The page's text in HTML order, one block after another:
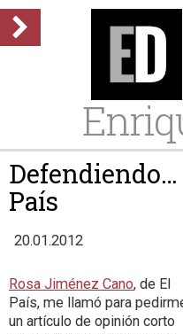
Defendiendo…
País
20.01.2012
Rosa Jiménez Cano, de El
País, me llamó para
un artículo de opinión corto